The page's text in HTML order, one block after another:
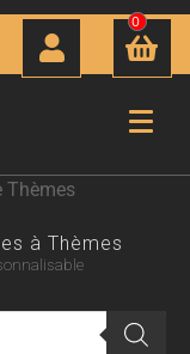
0
Thèmes
à Thèmes